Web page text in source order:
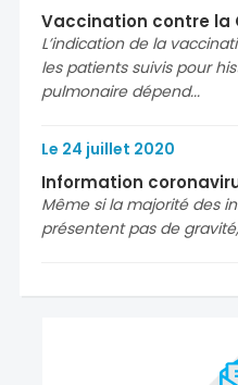
Vaccination contre la
L’indication de la
les patients suivis pour
pulmonaire dépend...
Le 24 juillet 2020
Information
Même si la majorité des
présentent pas de